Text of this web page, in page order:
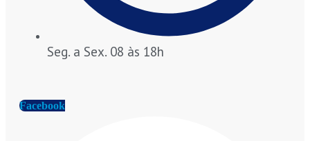
Seg. a Sex. 08 às 18h
Facebook